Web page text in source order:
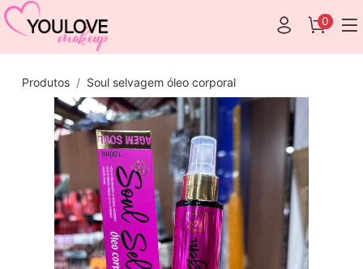
0
Produtos Soul selvagem óleo corporal